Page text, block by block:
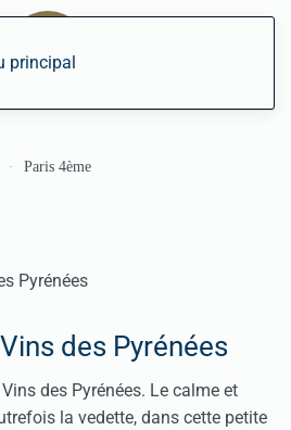
principal
Paris 4ème
des Pyrénées
des Pyrénées. Le calme et
la vedette, dans cette petite